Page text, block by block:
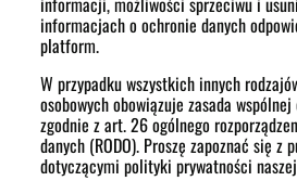
informacjach o ochronie danych
platform.
W przypadku wszystkich innych
osobowych obowiązuje zasada
zgodnie z art. 26 ogólnego
danych (RODO). Proszę zapoznać się z
dotyczącymi polityki prywatności